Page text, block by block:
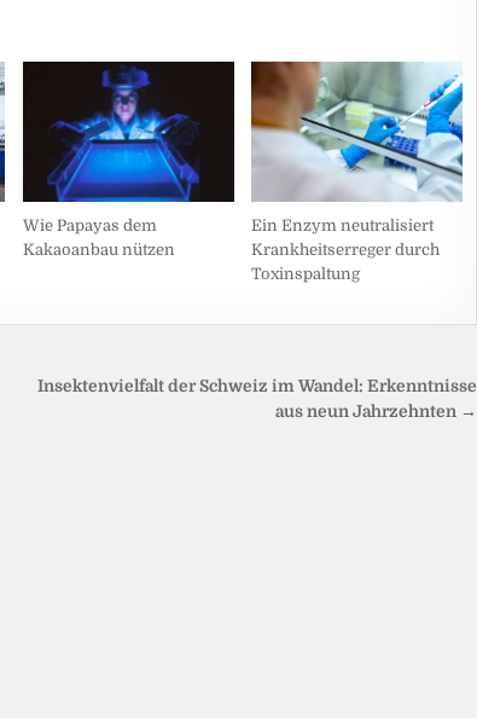
Wie Papayas dem
Kakaoanbau nützen
Ein Enzym neutralisiert
Krankheitserreger durch
Toxinspaltung
Insektenvielfalt der Schweiz im Wandel: Erkenntnisse
aus neun Jahrzehnten →